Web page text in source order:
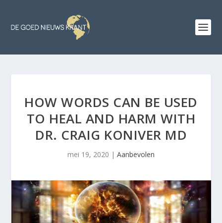
HOW WORDS CAN BE USED
TO HEAL AND HARM WITH
DR. CRAIG KONIVER MD
mei 19, 2020 | Aanbevolen